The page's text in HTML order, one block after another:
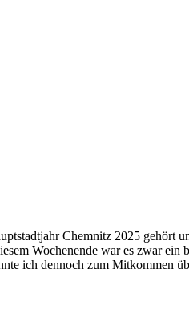
Chemnitz 2025 gehört
Wochenende war es zwar ein
ich dennoch zum Mitkommen